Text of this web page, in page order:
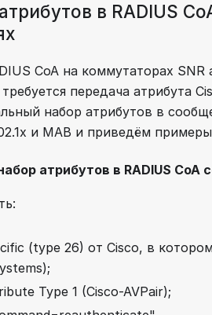
в RADIUS
CoA на коммутаторах
передача атрибута
набор атрибутов в
и MAB и приведём
атрибутов в RADIUS CoA
(type 26) от Cisco, в
Type 1 (Cisco-AVPair);